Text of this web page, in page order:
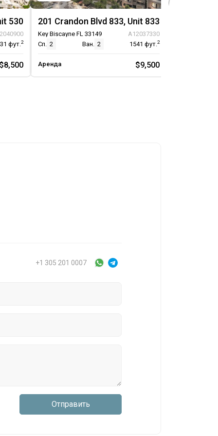
530
фут.2
$8,500
201 Crandon Blvd 833, Unit 833
Key Biscayne FL 33149
A12037330
Сп. 2 Ван. 2 1541 фут.2
Аренда $9,500
+1 305 201 0007
Отправить